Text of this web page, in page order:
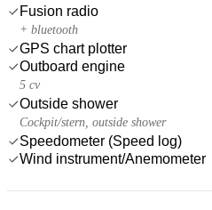
Fusion radio
+ bluetooth
GPS chart plotter
Outboard engine
5 cv
Outside shower
Cockpit/stern, outside shower
Speedometer (Speed log)
Wind instrument/Anemometer